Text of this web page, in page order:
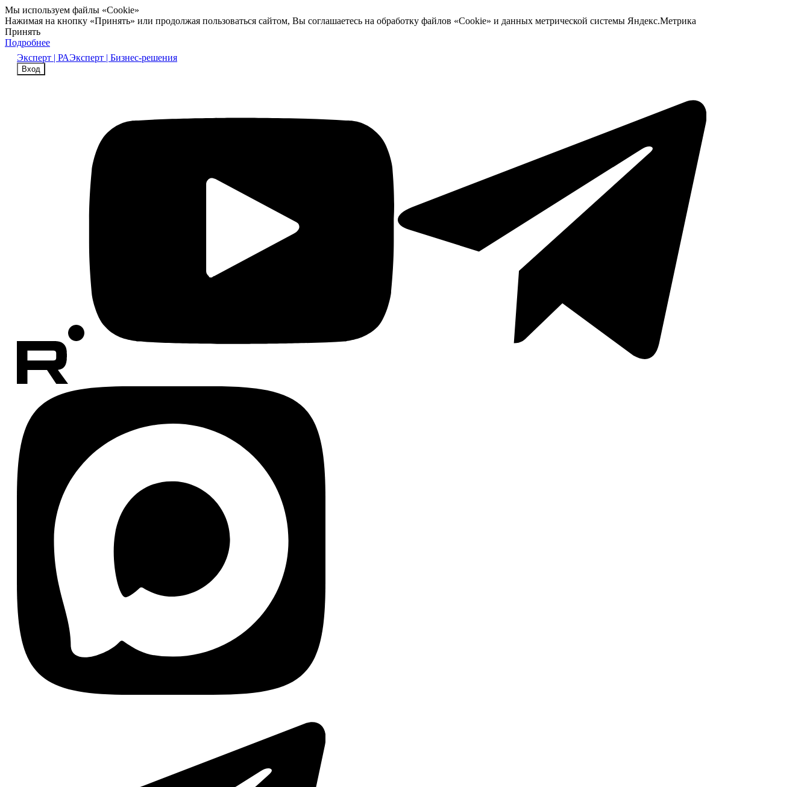
Мы используем файлы «Cookie»
Нажимая на кнопку «Принять» или продолжая пользоваться сайтом, Вы соглашаетесь на обработку файлов «Cookie» и данных метрической системы Яндекс.Метрика
Принять
Подробнее
Эксперт | РАЭксперт | Бизнес-решения
Вход